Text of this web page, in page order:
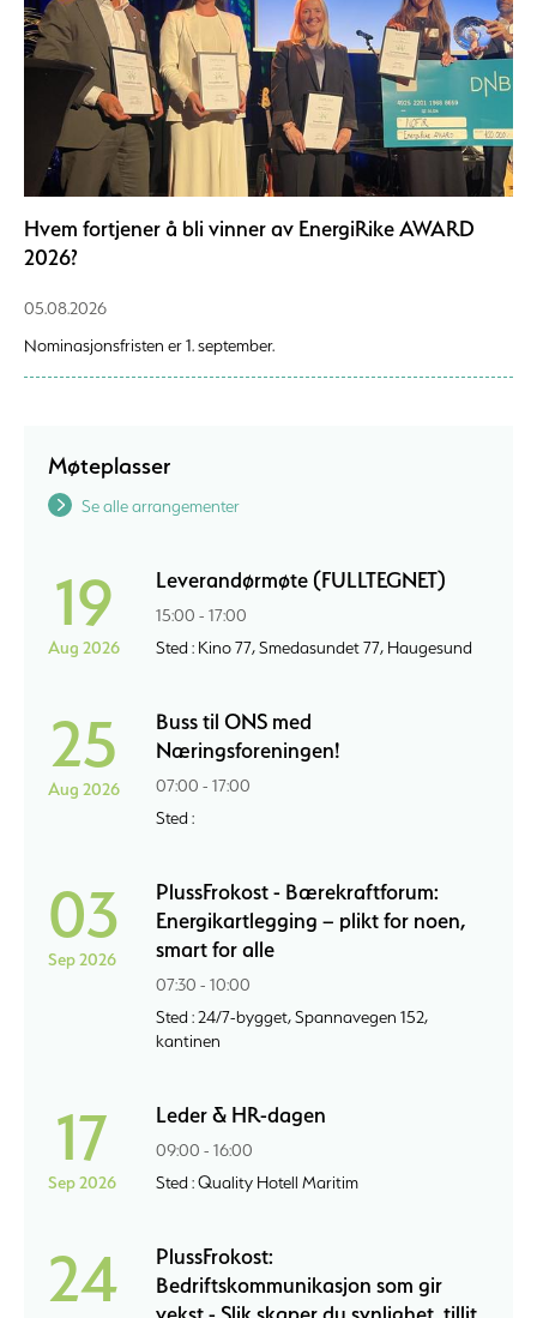
Hvem fortjener å bli vinner av EnergiRike AWARD
2026?
05.08.2026
Nominasjonsfristen er 1. september.
Møteplasser
Se alle arrangementer
19
Aug 2026
Leverandørmøte (FULLTEGNET)
15:00 - 17:00
Sted : Kino 77, Smedasundet 77, Haugesund
25
Aug 2026
Buss til ONS med
Næringsforeningen!
07:00 - 17:00
Sted :
03
Sep 2026
PlussFrokost - Bærekraftforum:
Energikartlegging – plikt for noen,
smart for alle
07:30 - 10:00
Sted : 24/7-bygget, Spannavegen 152,
kantinen
17
Sep 2026
Leder & HR-dagen
09:00 - 16:00
Sted : Quality Hotell Maritim
24
PlussFrokost:
Bedriftskommunikasjon som gir